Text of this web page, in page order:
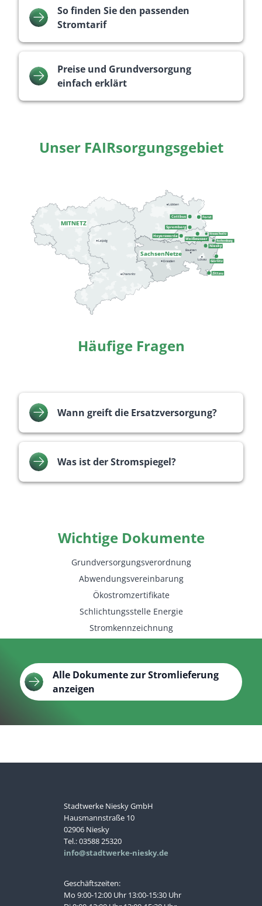
So finden Sie den passenden
Stromtarif
Preise und Grundversorgung
einfach erklärt
Unser FAIRsorgungsgebiet
Häufige Fragen
Wann greift die Ersatzversorgung?
Was ist der Stromspiegel?
Wichtige Dokumente
Grundversorgungsverordnung
Abwendungsvereinbarung
Ökostromzertifikate
Schlichtungsstelle Energie
Stromkennzeichnung
Alle Dokumente zur Stromlieferung
anzeigen
Stadtwerke Niesky GmbH
Hausmannstraße 10
02906 Niesky
Tel.: 03588 25320
info@stadtwerke-niesky.de
Geschäftszeiten:
Mo 9:00-12:00 Uhr 13:00-15:30 Uhr